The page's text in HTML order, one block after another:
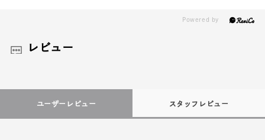
レビュー
ユーザーレビュー スタッフレビュー